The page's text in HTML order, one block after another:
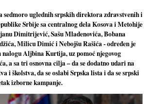
sedmoro uglednih srpskih direktora zdravstvenih i
Srbije sa centralnog dela Kosova i Metohije
Dimitrijević, Sašu Mladenovića, Bobana
Milicu Dimić i Nebojšu Rašića - određen je
Aljbina Kurtija, uz pomoć njegovog
a sa tri osnovna cilja – da se dodatno udari na
i školstva, da se oslabi Srpska lista i da se srpski
izborne kampanje.